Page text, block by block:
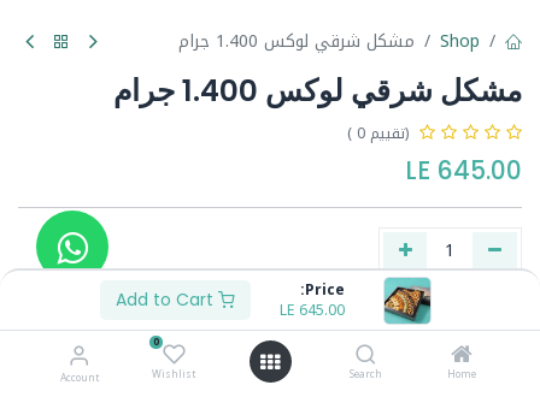
Price:
645.00
LE
Home
Search
0
Wishlist
Account
Shop مشكل شرقي لوكس 1.400 جرام
مشكل شرقي لوكس 1.400 جرام
(تقييم 0 )
645.00